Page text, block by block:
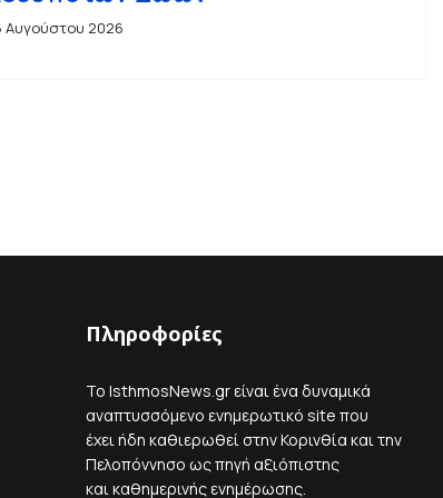
Αυγούστου 2026
Πληροφορίες
Το IsthmosNews.gr είναι ένα δυναμικά
αναπτυσσόμενο ενημερωτικό site που
έχει ήδη καθιερωθεί στην Κορινθία και την
Πελοπόννησο ως πηγή αξιόπιστης
και καθημερινής ενημέρωσης.